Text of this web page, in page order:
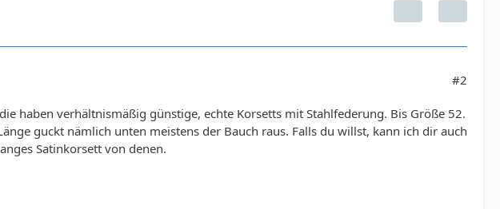
#2
haben verhältnismäßig günstige, echte Korsetts mit Stahlfederung. Bis Größe 52.
guckt nämlich unten meistens der Bauch raus. Falls du willst, kann ich dir auch
Satinkorsett von denen.